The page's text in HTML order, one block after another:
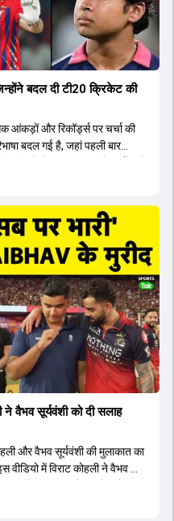
बदल दी टी20 क्रिकेट की
आंकड़ों और रिकॉर्ड्स पर चर्चा की
बदल गई है, जहां पहली बार
से ज्यादा रहा। पूरे टूर्नामेंट में
का स्कोर बनाया, जो एक
खिताब जीता। इसके अलावा पंजाब
पीछा करने वाली टीमों की सफलता
ने वैभव सूर्यवंशी को दी सलाह
और वैभव सूर्यवंशी की मुलाकात का
में विराट कोहली ने वैभव को
बस गेम खत्म।' कोहली ने उन्हें खुद
न देने की सलाह दी। आईपीएल